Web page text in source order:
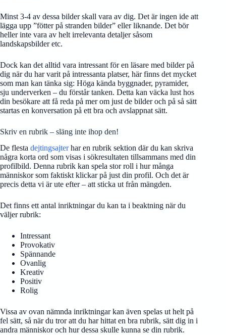
Minst 3-4 av dessa bilder skall vara av dig. Det är ingen ide att
lägga upp ”fötter på stranden bilder” eller liknande. Det bör
heller inte vara av helt irrelevanta detaljer såsom
landskapsbilder etc.
Dock kan det alltid vara intressant för en läsare med bilder på
dig när du har varit på intressanta platser, här finns det mycket
som man kan tänka sig: Höga kända byggnader, pyramider,
sju underverken – du förstår tanken. Detta kan väcka lust hos
din besökare att få reda på mer om just de bilder och på så sätt
startas en konversation på ett bra och avslappnat sätt.
Skriv en rubrik – släng inte ihop den!
De flesta dejtingsajterhar en rubrik sektion där du kan skriva
några korta ord som visas i sökresultaten tillsammans med din
profilbild. Denna rubrik kan spela stor roll i hur många
människor som faktiskt klickar på just din profil. Och det är
precis detta vi är ute efter – att sticka ut från mängden.
Det finns ett antal inriktningar du kan ta i beaktning när du
väljer rubrik:
Intressant
Provokativ
Spännande
Ovanlig
Kreativ
Positiv
Rolig
Vissa av ovan nämnda inriktningar kan även spelas ut helt på
fel sätt, så när du tror att du har hittat en bra rubrik, sätt dig in i
andra människor och hur dessa skulle kunna se din rubrik.